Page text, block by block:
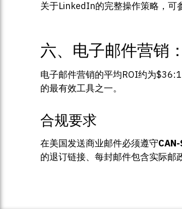
关于LinkedIn的完整操作策略，可
六、电子邮件营销
电子邮件营销的平均ROI约为
的最有效工具之一。
合规要求
在美国发送商业邮件必须遵守
的退订链接、每封邮件包含实际邮